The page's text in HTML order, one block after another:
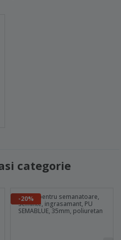
categorie
-20%
Furtun pentru semanatoare,
seminte, ingrasamant, PU
SEMABLUE, 35mm, poliuretan